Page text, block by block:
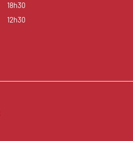
18h30
12h30